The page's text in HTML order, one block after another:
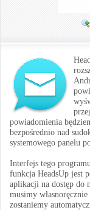
powiadomienia
bezpośrednio nad
systemowego panelu
Interfejs tego
funkcja HeadsUp jest
aplikacji na dostęp do
musimy
zostaniemy